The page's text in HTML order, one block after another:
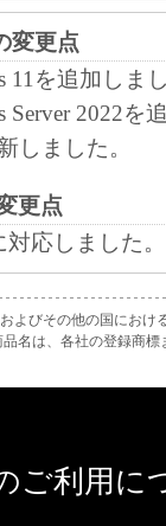
ヤノンは、お
ら90日の間、
媒体（以下「
いことを保証
理的な欠陥が
ア」を交換い
現状のまま
ノンの関連会
変更点
11を追加しま
Server 2022を
しました。
更点
応しました。
更点
した。
更点
に対応しま
よびその他の国におけ
名は、各社の登録商標
ご利用に